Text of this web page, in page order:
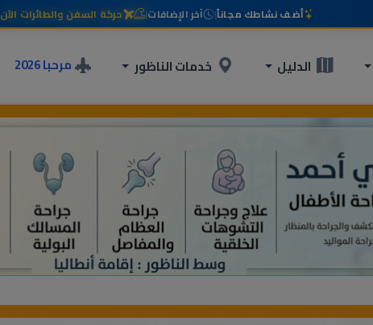
أضف نشاطك مجاناً| آخر الإضافات| حركة السفن والطائرات الآن
الدليل خدمات الناظور مرحبا 2026